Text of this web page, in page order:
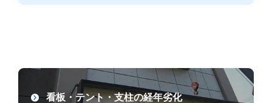
突き出し看板撤去
看板・テント・支柱の経年劣化